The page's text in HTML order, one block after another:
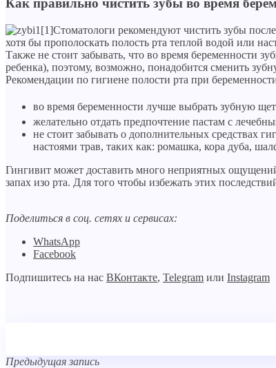
Как правильно чистить зубы во время
Стоматологи рекомендуют чистить зубы
хотя бы прополоскать полость рта теплой водой или
Также не стоит забывать, что во время беременности
ребенка), поэтому, возможно, понадобится сменить
Рекомендации по гигиене полости рта при
во время беременности лучше выбрать зубную
желательно отдать предпочтение пастам с
не стоит забывать о дополнительных средствах
настоями трав, таких как: ромашка, кора дуба,
Гингивит может доставить много неприятных
запах изо рта. Для того чтобы избежать этих
Поделиться в соц. сетях и сервисах:
WhatsApp
Facebook
Подпишитесь на нас ВКонтакте, Telegram или Instagram
Предыдущая запись